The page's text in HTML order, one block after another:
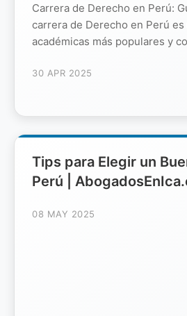
Carrera de Derecho en Perú:
carrera de Derecho en Perú
académicas más populares y
30 APR 2025
Tips para Elegir un
Perú |
08 MAY 2025